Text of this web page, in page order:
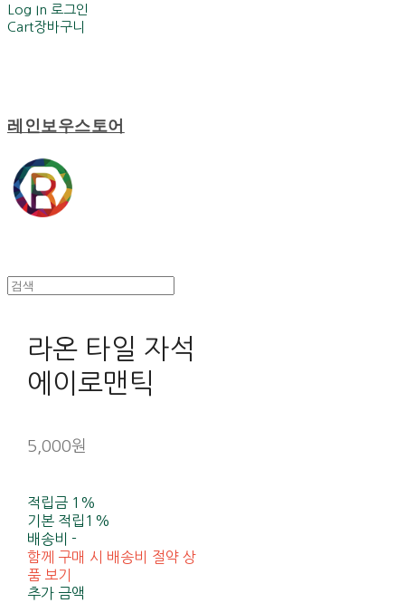
Log In 로그인
Cart장바구니
레인보우스토어
라온 타일 자석
에이로맨틱
5,000원
적립금 1%
기본 적립 1%
배송비-
함께 구매 시 배송비 절약 상
품 보기
추가 금액